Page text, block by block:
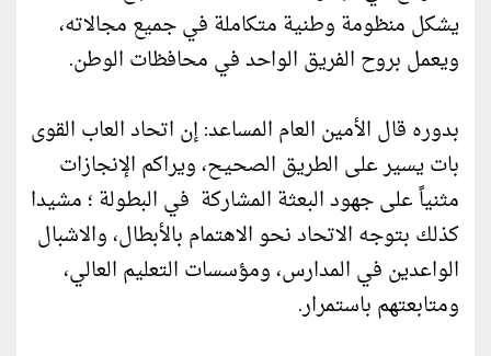
يشكل منظومة وطنية متكاملة في جميع مجالاته،
ويعمل بروح الفريق الواحد في محافظات الوطن.
بدوره قال الأمين العام المساعد: إن اتحاد العاب القوى
بات يسير على الطريق الصحيح، ويراكم الإنجازات
مثنياً على جهود البعثة المشاركة في البطولة ؛ مشيدا
كذلك بتوجه الاتحاد نحو الاهتمام بالأبطال، والاشبال
الواعدين في المدارس، ومؤسسات التعليم العالي،
ومتابعتهم باستمرار.